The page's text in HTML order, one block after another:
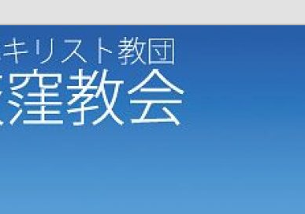
本キリスト教団 荻窪教会